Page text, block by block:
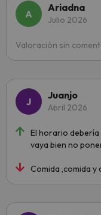
Ariadna
Julio 2026
Valoración sin
Juanjo
Abril 2026
El horario debería
vaya bien no
Comida ,comida y